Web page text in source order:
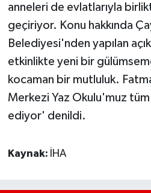
anneleri de evlatlarıyla
geçiriyor. Konu hakkında
Belediyesi'nden yapılan
etkinlikte yeni bir
kocaman bir mutluluk.
Merkezi Yaz Okulu'muz
ediyor' denildi.
Kaynak: İHA